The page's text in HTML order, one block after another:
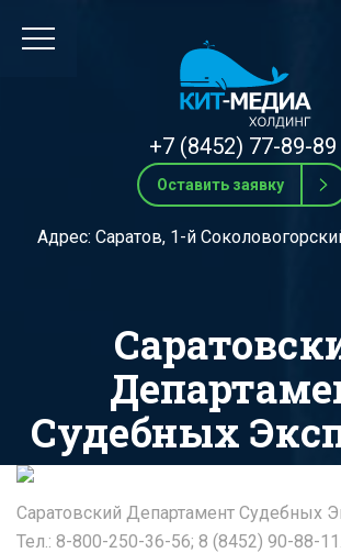
+7 (8452) 77-89-89
Оставить заявку
Адрес: Саратов, 1-й
Судебных
Саратовский Департамент Судебных
Тел.: 8-800-250-36-56; 8 (8452) 90-88-11.